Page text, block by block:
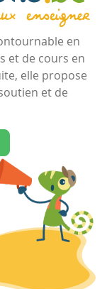
en
et de cours en
elle propose
et de